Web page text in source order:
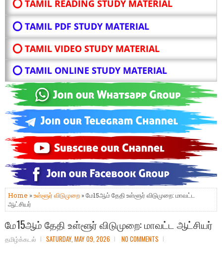
⭕ TAMIL READING STUDY MATERIAL
⭕ TAMIL PDF STUDY MATERIAL
⭕ TAMIL VIDEO STUDY MATERIAL
⭕ TAMIL ONLINE STUDY MATERIAL
Home »உள்ளூர் விடுமுறை » மே15ஆம் தேதி உள்ளூர் விடுமுறை: மாவட்ட
ஆட்சியர்
மே15ஆம் தேதி உள்ளூர் விடுமுறை: மாவட்ட ஆட்சியர்
தமிழ்க்கடல் SATURDAY, MAY 09, 2026 NO COMMENTS